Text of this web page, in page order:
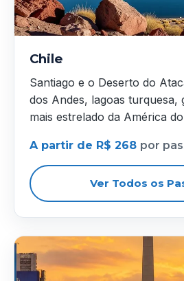
Chile
Santiago e o Deserto do
dos Andes, lagoas turquesa,
mais estrelado da América
A partir de R$ 268 por
Ver Todos os